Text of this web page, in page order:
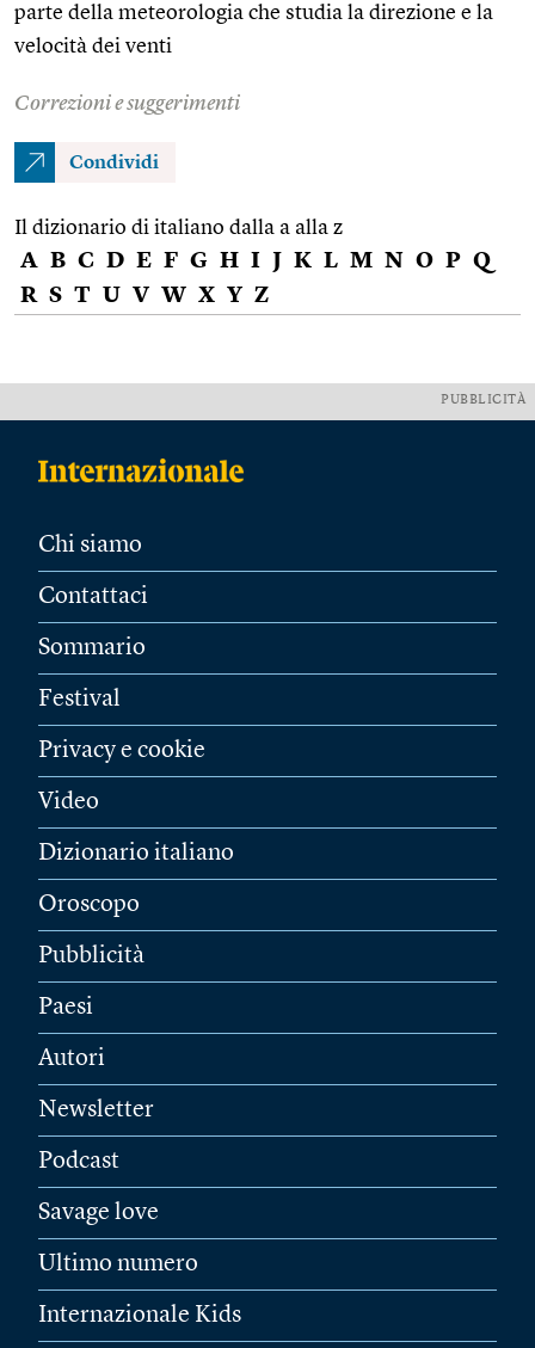
parte della meteorologia che studia la direzione e la
velocità dei venti
Correzioni e suggerimenti
Condividi
Il dizionario di italiano dalla a alla z
A B C D E F G H I J K L M N O P Q
R S T U V W X Y Z
PUBBLICITÀ
Chi siamo
Contattaci
Sommario
Festival
Privacy e cookie
Video
Dizionario italiano
Oroscopo
Pubblicità
Paesi
Autori
Newsletter
Podcast
Savage love
Ultimo numero
Internazionale Kids